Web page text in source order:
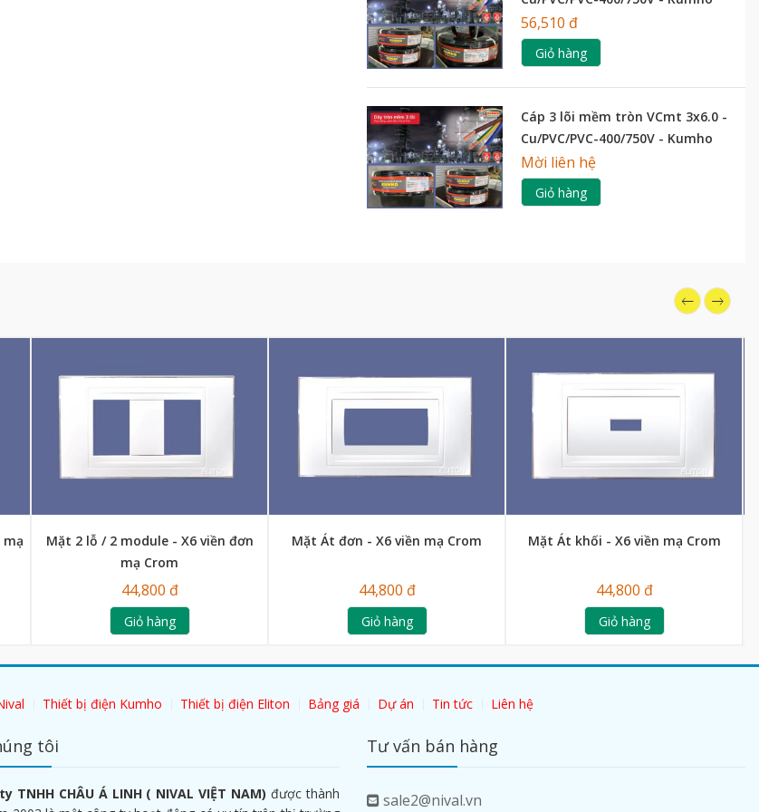
56,510 đ
Giỏ hàng
Cáp 3 lõi mềm tròn VCmt 3x6.0 -
Cu/PVC/PVC-400/750V - Kumho
Mời liên hệ
Giỏ hàng
mạ
Mặt 2 lỗ / 2 module - X6 viền đơn
mạ Crom
44,800 đ
Giỏ hàng
Mặt Át đơn - X6 viền mạ Crom
44,800 đ
Giỏ hàng
Mặt Át khối - X6 viền mạ Crom
44,800 đ
Giỏ hàng
Thiết bị điện Kumho Thiết bị điện Eliton Bảng giá Dự án Tin tức Liên hệ
tôi
TNHH CHÂU Á LINH ( NIVAL VIỆT NAM) được thành
Tư vấn bán hàng
sale2@nival.vn